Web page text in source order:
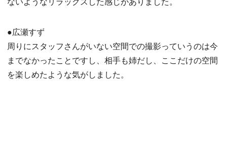
●広瀬すず
周りにスタッフさんがいない空間での撮影っていうのは今
までなかったことですし、相手も姉だし、ここだけの空間
を楽しめたような気がしました。